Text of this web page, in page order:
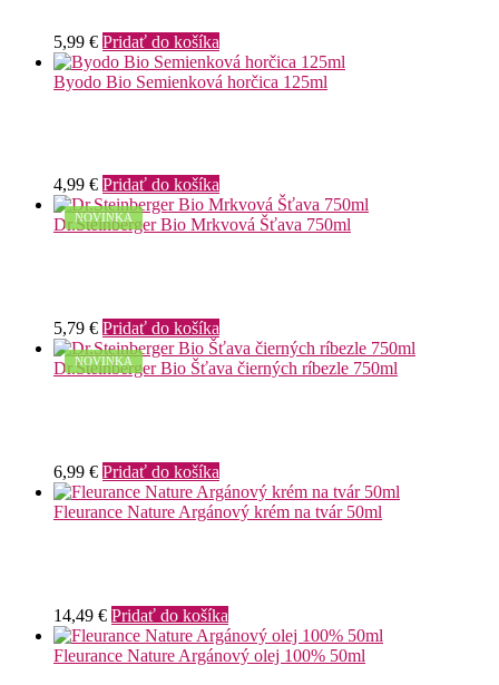
5,99 € Pridať do košíka
Byodo Bio Semienková horčica 125ml
4,99 € Pridať do košíka
NOVINKA
Dr.Steinberger Bio Mrkvová Šťava 750ml
5,79 € Pridať do košíka
NOVINKA
Dr.Steinberger Bio Šťava čierných ríbezle 750ml
6,99 € Pridať do košíka
Fleurance Nature Argánový krém na tvár 50ml
14,49 € Pridať do košíka
Fleurance Nature Argánový olej 100% 50ml